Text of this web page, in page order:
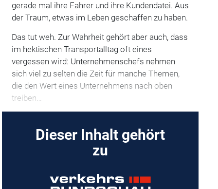
gerade mal ihre Fahrer und ihre Kundendatei. Aus
der Traum, etwas im Leben geschaffen zu haben.
Das tut weh. Zur Wahrheit gehört aber auch, dass
im hektischen Transportalltag oft eines
vergessen wird: Unternehmenschefs nehmen
sich viel zu selten die Zeit für manche Themen,
die den Wert eines Unternehmens nach oben
treiben…
Dieser Inhalt gehört
zu